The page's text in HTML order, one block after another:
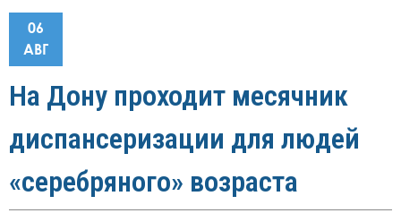
06
АВГ
На Дону проходит месячник
диспансеризации для людей
«серебряного» возраста